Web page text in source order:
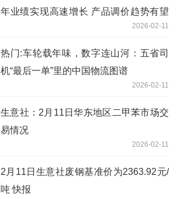
年业绩实现高速增长 产品调价趋势有望
2026-02-11
热门:车轮载年味，数字连山河：五省司
机“最后一单”里的中国物流图谱
2026-02-11
生意社：2月11日华东地区二甲苯市场交
易情况
2026-02-11
2月11日生意社废钢基准价为2363.92元/
吨 快报